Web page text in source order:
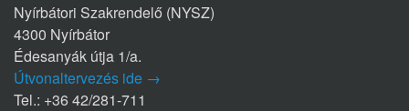
Nyírbátori Szakrendelő (NYSZ)
4300 Nyírbátor
Édesanyák útja 1/a.
Útvonaltervezés ide →
Tel.: +36 42/281-711